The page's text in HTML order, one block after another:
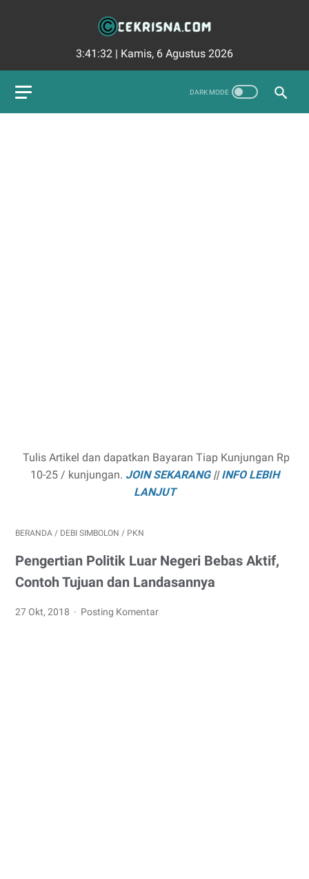
3:41:33 | Kamis, 6 Agustus 2026
Tulis Artikel dan dapatkan Bayaran Tiap Kunjungan Rp
10-25 / kunjungan. JOIN SEKARANG||INFO LEBIH
LANJUT
BERANDA / DEBI SIMBOLON / PKN
Pengertian Politik Luar Negeri Bebas Aktif,
Contoh Tujuan dan Landasannya
27 Okt, 2018 Posting Komentar